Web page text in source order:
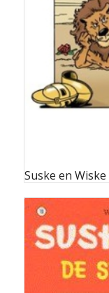
Suske en Wiske